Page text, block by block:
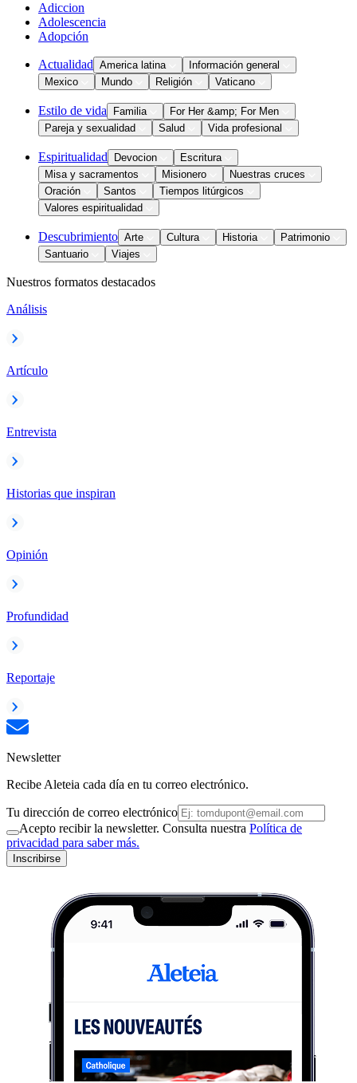
Adiccion
Adolescencia
Adopción
Actualidad America latina
Información general
Mexico
Mundo Religión Vaticano
Estilo de vida Familia
For Her &amp; For Men
Pareja y sexualidad
Salud Vida profesional
Espiritualidad Devocion
Escritura
Misa y sacramentos
Misionero
Nuestras cruces
Oración
Santos
Tiempos litúrgicos
Valores espiritualidad
Descubrimiento Arte Cultura Historia
Patrimonio
Santuario
Viajes
Nuestros formatos destacados
Análisis
Artículo
Entrevista
Historias que inspiran
Opinión
Profundidad
Reportaje
Newsletter
Recibe Aleteia cada día en tu correo electrónico.
Tu dirección de correo electrónico
Acepto recibir la newsletter. Consulta nuestra Política de
privacidad para saber más.
Inscribirse